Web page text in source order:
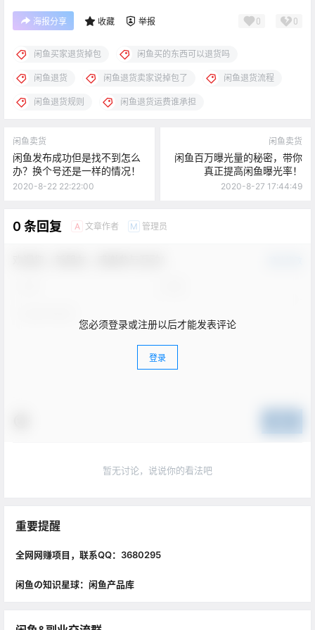
海报分享 收藏 举报 0 0
闲鱼买家退货掉包 闲鱼买的东西可以退货吗
闲鱼退货 闲鱼退货卖家说掉包了 闲鱼退货流程
闲鱼退货规则 闲鱼退货运费谁承担
闲鱼卖货
闲鱼发布成功但是找不到怎么
办？换个号还是一样的情况！
2020-8-22 22:22:00
闲鱼卖货
闲鱼百万曝光量的秘密，带你
真正提高闲鱼曝光率！
2020-8-27 17:44:49
0 条回复 A 文章作者 M 管理员
您必须登录或注册以后才能发表评论
登录
暂无讨论，说说你的看法吧
重要提醒
全网网赚项目，联系QQ：3680295
闲鱼の知识星球：闲鱼产品库